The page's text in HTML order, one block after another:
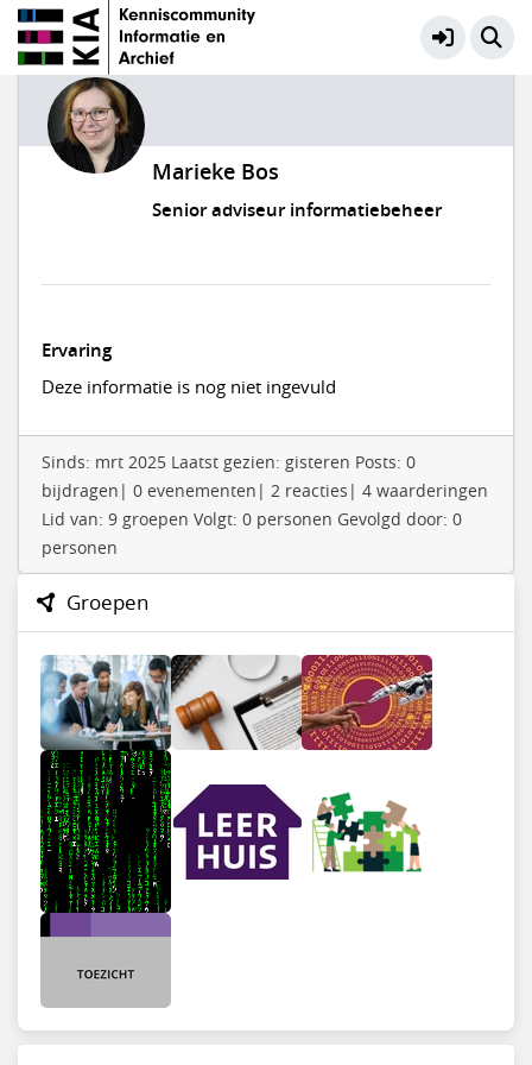
Marieke Bos
Senior adviseur informatiebeheer
Ervaring
Deze informatie is nog niet ingevuld
Sinds: mrt 2025 Laatst gezien: gisteren Posts: 0
bijdragen| 0 evenementen| 2 reacties| 4 waarderingen
Lid van: 9 groepen Volgt: 0 personen Gevolgd door: 0
personen
Groepen